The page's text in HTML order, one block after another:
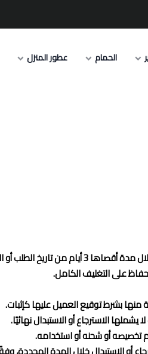
الحمام عطور المنزل